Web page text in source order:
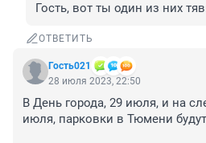
Гость, вот ты один из них
ОТВЕТИТЬ
Гость021
28 июля 2023, 22:50
В День города, 29 июля, и на
июля, парковки в Тюмени